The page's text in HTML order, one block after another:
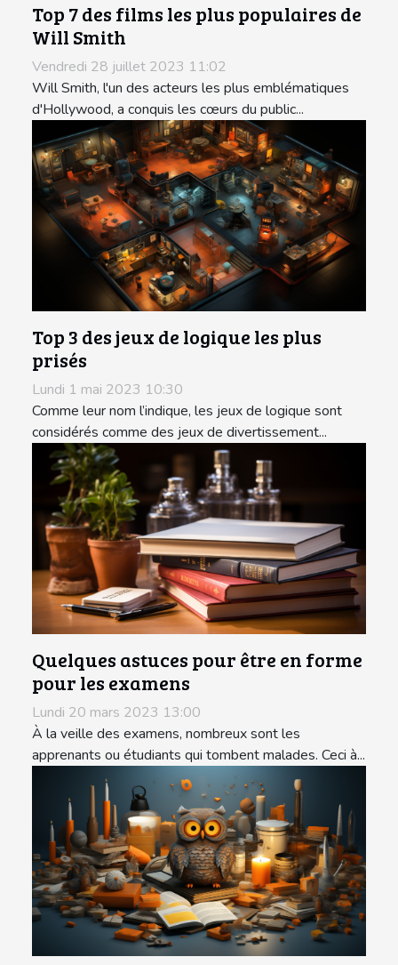
Top 7 des films les plus populaires de
Will Smith
Vendredi 28 juillet 2023 11:02
Will Smith, l'un des acteurs les plus emblématiques
d'Hollywood, a conquis les cœurs du public...
Top 3 des jeux de logique les plus
prisés
Lundi 1 mai 2023 10:30
Comme leur nom l’indique, les jeux de logique sont
considérés comme des jeux de divertissement...
Quelques astuces pour être en forme
pour les examens
Lundi 20 mars 2023 13:00
À la veille des examens, nombreux sont les
apprenants ou étudiants qui tombent malades. Ceci à...